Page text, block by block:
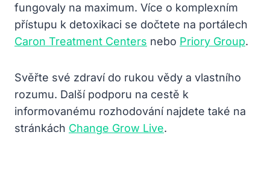
fungovaly na maximum. Více o komplexním
přístupu k detoxikaci se dočtete na portálech
Caron Treatment Centers nebo Priory Group.
Svěřte své zdraví do rukou vědy a vlastního
rozumu. Další podporu na cestě k
informovanému rozhodování najdete také na
stránkách Change Grow Live.